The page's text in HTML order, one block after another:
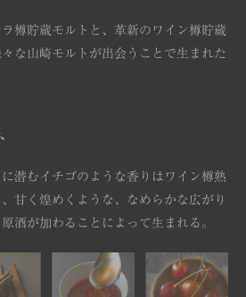
樽貯蔵モルトと、革新のワイン樽貯蔵
な山崎モルトが出会うことで生まれた
潜むイチゴのような香りはワイン樽熟
甘く煌めくような、なめらかな広がり
酒が加わることによって生まれる。